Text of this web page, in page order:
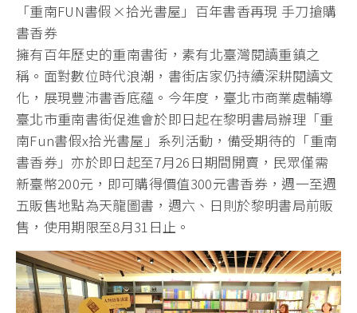
「重南FUN書假×拾光書屋」百年書香再現 手刀搶購
書香券
擁有百年歷史的重南書街，素有北臺灣閱讀重鎮之
稱。面對數位時代浪潮，書街店家仍持續深耕閱讀文
化，展現豐沛書香底蘊。今年度，臺北市商業處輔導
臺北市重南書街促進會於即日起在黎明書局辦理「重
南Fun書假x拾光書屋」系列活動，備受期待的「重南
書香券」亦於即日起至7月26日期間開賣，民眾僅需
新臺幣200元，即可購得價值300元書香券，週一至週
五販售地點為天龍圖書，週六、日則於黎明書局前販
售，使用期限至8月31日止。